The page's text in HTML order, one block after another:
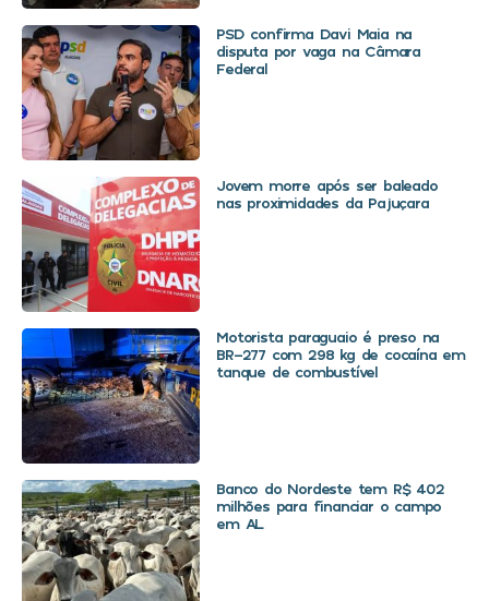
PSD confirma Davi Maia na
disputa por vaga na Câmara
Federal
Jovem morre após ser baleado
nas proximidades da Pajuçara
Motorista paraguaio é preso na
BR-277 com 298 kg de cocaína em
tanque de combustível
Banco do Nordeste tem R$ 402
milhões para financiar o campo
em AL